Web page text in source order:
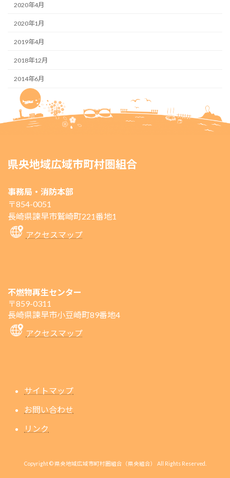
2020年4月
2020年1月
2019年4月
2018年12月
2014年6月
県央地域広域市町村圏組合
事務局・消防本部
〒854-0051
長崎県諫早市鷲崎町221番地1
アクセスマップ
不燃物再生センター
〒859-0311
長崎県諫早市小豆崎町89番地4
アクセスマップ
サイトマップ
お問い合わせ
リンク
Copyright © 県央地域広域市町村圏組合（県央組合） All Rights Reserved.